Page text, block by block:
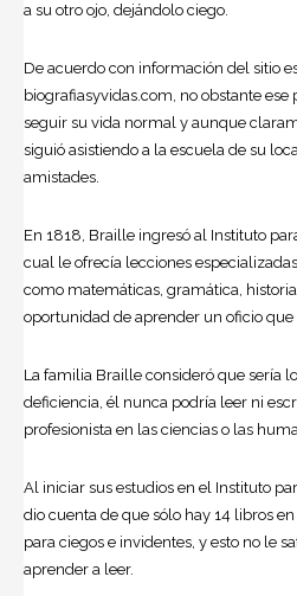
a su otro ojo, dejándolo ciego.
De acuerdo con información del sitio
biografiasyvidas.com, no obstante
seguir su vida normal y aunque
siguió asistiendo a la escuela de su
amistades.
En 1818, Braille ingresó al Instituto
cual le ofrecía lecciones
como matemáticas, gramática,
oportunidad de aprender un oficio que
La familia Braille consideró que sería
deficiencia, él nunca podría leer ni
profesionista en las ciencias o las
Al iniciar sus estudios en el Instituto
dio cuenta de que sólo hay 14 libros
para ciegos e invidentes, y esto no le
aprender a leer.